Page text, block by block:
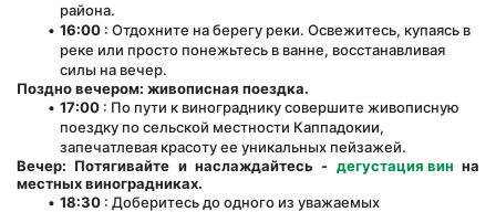
района.
16:00 : Отдохните на берегу реки. Освежитесь, купаясь в
реке или просто понежьтесь в ванне, восстанавливая
силы на вечер.
Поздно вечером: живописная поездка.
17:00 : По пути к винограднику совершите живописную
поездку по сельской местности Каппадокии,
запечатлевая красоту ее уникальных пейзажей.
Вечер: Потягивайте и наслаждайтесь - дегустация вин на
местных виноградниках.
18:30 : Доберитесь до одного из уважаемых